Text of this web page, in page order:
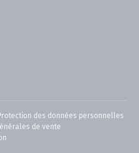
des données personnelles
de vente